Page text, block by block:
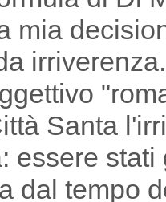
mia
Santa
essere
dal tempo